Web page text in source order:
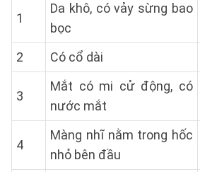
1
Da khô, có vảy sừng bao
bọc
2 Có cổ dài
3
Mắt có mi cử động, có
nước mắt
4
Màng nhĩ nằm trong hốc
nhỏ bên đầu